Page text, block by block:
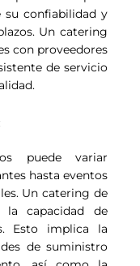
su confiabilidad y
Un catering
con proveedores
de servicio
puede variar
hasta eventos
Un catering de
la capacidad de
Esto implica la
de suministro